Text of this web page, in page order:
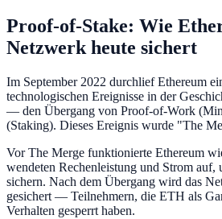
Proof-of-Stake: Wie
Netzwerk heute sichert
Im September 2022 durchlief Ethereum
technologischen Ereignisse in der
— den Übergang von Proof-of-Work
(Staking). Dieses Ereignis wurde "The
Vor The Merge funktionierte Ethereum
wendeten Rechenleistung und Strom auf,
sichern. Nach dem Übergang wird das
gesichert — Teilnehmern, die ETH als
Verhalten gesperrt haben.